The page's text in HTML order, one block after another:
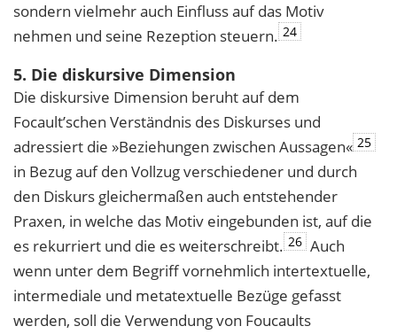
sondern vielmehr auch Einfluss auf das Motiv
nehmen und seine Rezeption steuern. 24
5. Die diskursive Dimension
Die diskursive Dimension beruht auf dem
Focault’schen Verständnis des Diskurses und
adressiert die »Beziehungen zwischen Aussagen« 25
in Bezug auf den Vollzug verschiedener und durch
den Diskurs gleichermaßen auch entstehender
Praxen, in welche das Motiv eingebunden ist, auf die
es rekurriert und die es weiterschreibt. 26 Auch
wenn unter dem Begriff vornehmlich intertextuelle,
intermediale und metatextuelle Bezüge gefasst
werden, soll die Verwendung von Foucaults